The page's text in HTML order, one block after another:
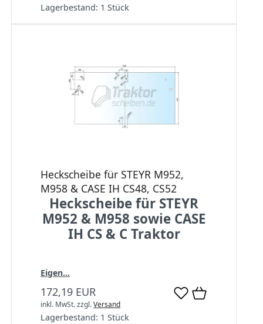
Lagerbestand: 1 Stück
Heckscheibe für STEYR M952,
M958 & CASE IH CS48, CS52
Heckscheibe für STEYR
M952 & M958 sowie CASE
IH CS & C Traktor
Eigen...
172,19 EUR
inkl. MwSt.zzgl.Versand
Lagerbestand: 1 Stück